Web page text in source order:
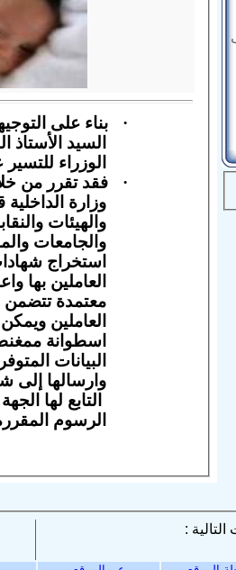
·
بناء على
السيد
الوزراء للتسير
·
فقد تقرر من
وزارة الداخلية
والهيئات
والجامعات
استخراج
العاملين بها
معتمدة تتضمن
العاملين
اسطوانة
البيانات
وارسالها إلى
التابع لها
الرسوم